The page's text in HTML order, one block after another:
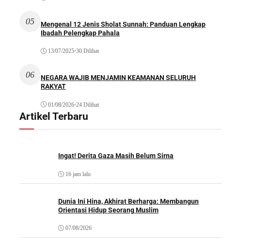
05
Mengenal 12 Jenis Sholat Sunnah: Panduan Lengkap
Ibadah Pelengkap Pahala
13/07/2025•30 Dilihat
06
NEGARA WAJIB MENJAMIN KEAMANAN SELURUH
RAKYAT
01/08/2026•24 Dilihat
Artikel Terbaru
Ingat! Derita Gaza Masih Belum Sirna
16 jam lalu
Dunia Ini Hina, Akhirat Berharga: Membangun
Orientasi Hidup Seorang Muslim
07/08/2026